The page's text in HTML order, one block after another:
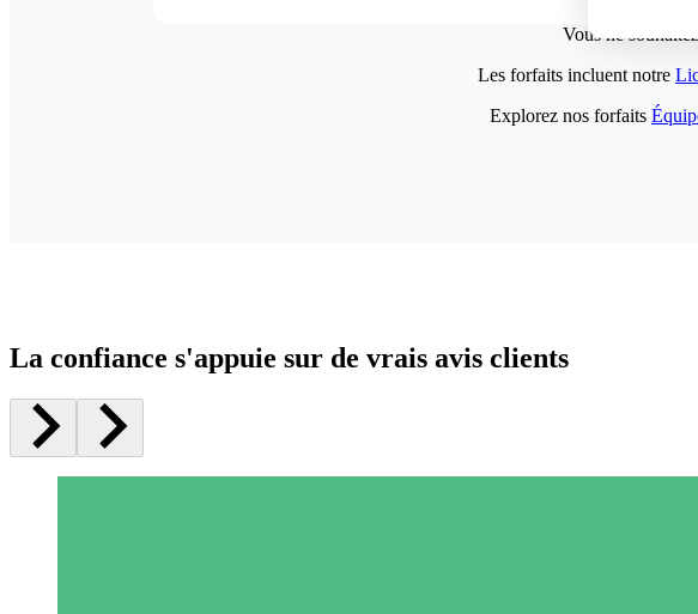
Vous ne
Les forfaits incluent notre
Explorez nos forfaits
La confiance s'appuie sur de vrais avis clients